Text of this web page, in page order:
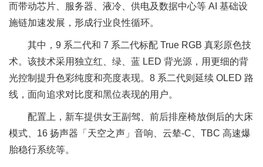
而带动芯片、服务器、液冷、供电及数据中心等 AI 基础设
施链加速发展，形成行业良性循环。
其中，9 系二代和 7 系二代标配 True RGB 真彩原色技
术。该技术采用独立红、绿、蓝 LED 背光源，用更细的背
光控制提升色彩纯度和亮度表现。8 系二代则延续 OLED 路
线，面向追求对比度和黑位表现的用户。
配置上，新车提供女王副驾、前后排座椅放倒后的大床
模式、16 扬声器「天空之声」音响、云辇-C、TBC 高速爆
胎稳行系统等。